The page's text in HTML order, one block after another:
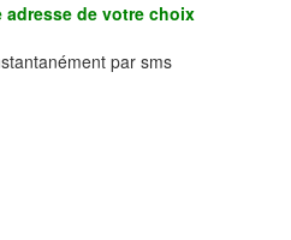
de votre choix
par sms